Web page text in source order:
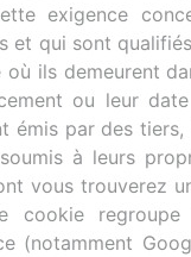
exigence
et qui sont
où ils demeurent
ou leur
émis par des
à leurs
vous trouverez
cookie
(notamment